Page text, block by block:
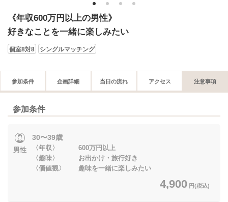
1 2 3 4
《年収600万円以上の男性》
好きなことを一緒に楽しみたい
個室8対8 シングルマッチング
参加条件 企画詳細 当日の流れ アクセス 注意事項
参加条件
男性
30〜39歳
〈年収〉 600万円以上
〈趣味〉 お出かけ・旅行好き
〈価値観〉 趣味を一緒に楽しみたい
4,900 円(税込)